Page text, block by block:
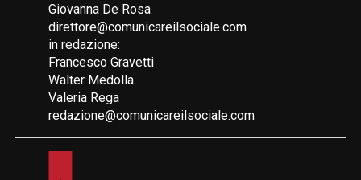
Giovanna De Rosa
direttore@comunicareilsociale.com
in redazione:
Francesco Gravetti
Walter Medolla
Valeria Rega
redazione@comunicareilsociale.com